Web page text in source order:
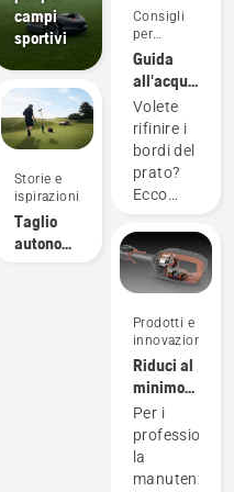
campi
sportivi
Storie e
ispirazioni
Taglio
autonomo:
Consigli
per
l'acquisto
Guida
all'acquisto:
iVolete
rifinire i
bordi del
prato?
Ecco
aspetti
da
considerare
acquistare
un
bordatore.
I
numerosi
accessori
Prodotti e
innovazioni
Riduci al
minimo
la
manutenzione
con i
prodotti a
Per i
professionisti,
la